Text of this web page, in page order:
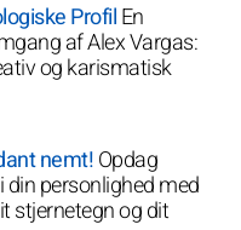
ProfilEn
af Alex Vargas:
og karismatisk
nemt!Opdag
personlighed med
stjernetegn og dit